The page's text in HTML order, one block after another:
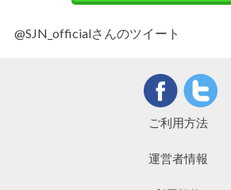
@SJN_officialさんのツイート
ご利用方法
運営者情報